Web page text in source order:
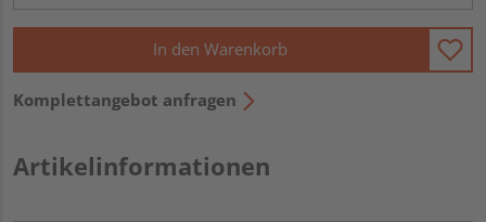
In den Warenkorb
Komplettangebot anfragen
Artikelinformationen